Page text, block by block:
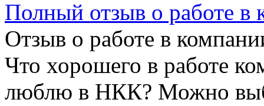
Полный отзыв о работе в
Отзыв о работе в
Что хорошего в работе
люблю в НКК? Можно